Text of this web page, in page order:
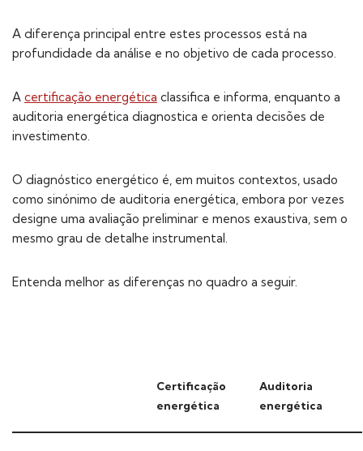
A diferença principal entre estes processos está na
profundidade da análise e no objetivo de cada processo.
A certificação energética classifica e informa, enquanto a
auditoria energética diagnostica e orienta decisões de
investimento.
O diagnóstico energético é, em muitos contextos, usado
como sinónimo de auditoria energética, embora por vezes
designe uma avaliação preliminar e menos exaustiva, sem o
mesmo grau de detalhe instrumental.
Entenda melhor as diferenças no quadro a seguir.
Certificação
energética
Auditoria
energética